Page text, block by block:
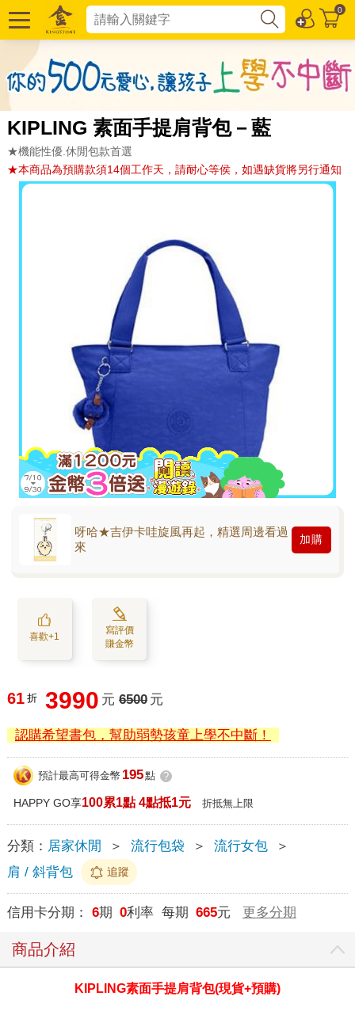
0
KIPLING 素面手提肩背包－藍
★機能性優.休閒包款首選
★本商品為預購款須14個工作天，請耐心等侯，如遇缺貨將另行通知
呀哈★吉伊卡哇旋風再起，精選周邊看過
來
加購
喜歡+1
寫評價
賺金幣
61 折 3990 元 6500 元
認購希望書包，幫助弱勢孩童上學不中斷！
預計最高可得金幣 195點 ?
HAPPY GO享100累1點 4點抵1元 折抵無上限
分類： 居家休閒 ＞ 流行包袋 ＞ 流行女包
＞
肩 / 斜背包
追蹤
信用卡分期： 6期 0利率 每期 665元 更多分期
商品介紹
KIPLING素面手提肩背包(現貨+預購)